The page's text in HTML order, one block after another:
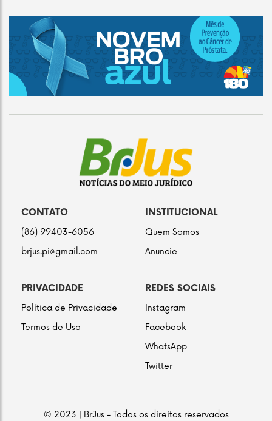
CONTATO
(86) 99403-6056
brjus.pi@gmail.com
INSTITUCIONAL
Quem Somos
Anuncie
PRIVACIDADE
Política de Privacidade
Termos de Uso
REDES SOCIAIS
Instagram
Facebook
WhatsApp
Twitter
© 2023 | BrJus - Todos os direitos reservados